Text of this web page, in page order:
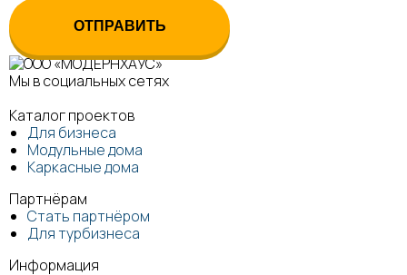
Мы в социальных сетях
Каталог проектов
Для бизнеса
Модульные дома
Каркасные дома
Партнёрам
Стать партнёром
Для турбизнеса
Информация